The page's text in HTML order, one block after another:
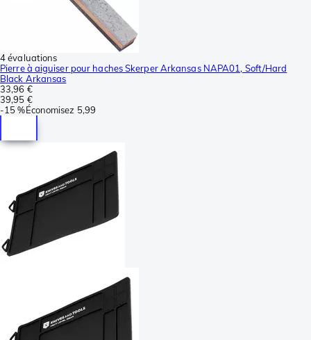
4 évaluations
Pierre à aiguiser pour haches Skerper Arkansas NAPA01, Soft/Hard
Black Arkansas
33,96 €
39,95 €
-15 %Économisez 5,99